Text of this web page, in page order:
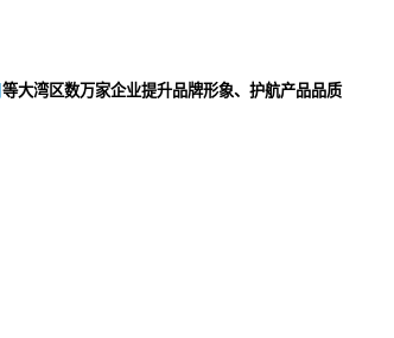
等大湾区数万家企业提升品牌形象、护航产品品质